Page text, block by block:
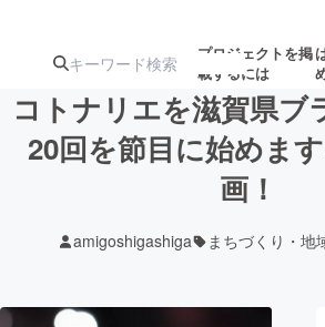
プロジェクトを掲
載するには
注目の新着プロ
コトナリエを滋賀県ブ
20回を節目に始めま
画！
amigoshigashiga まちづくり・地